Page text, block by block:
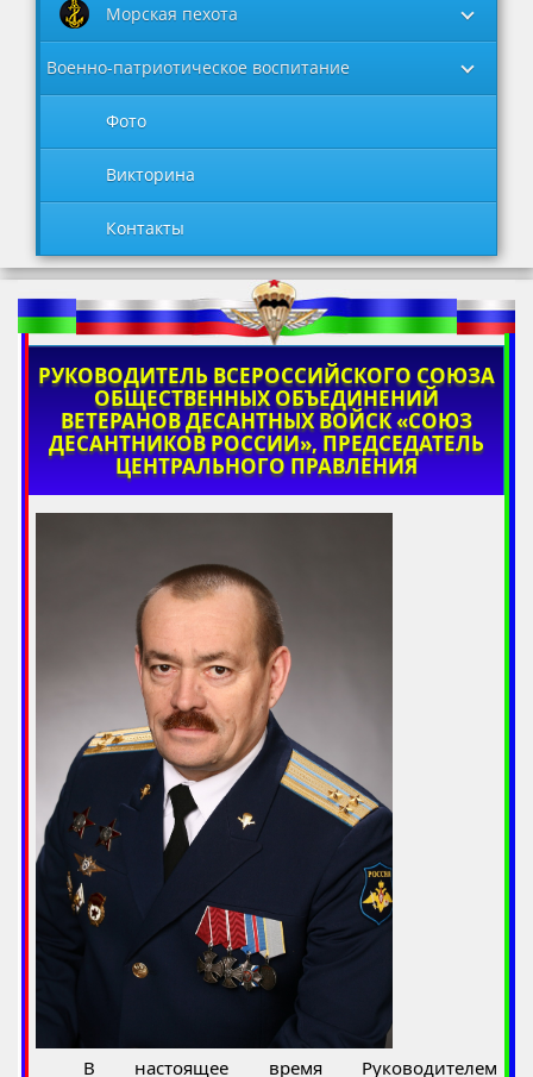
Морская пехота
Военно-патриотическое воспитание
Фото
Викторина
Контакты
РУКОВОДИТЕЛЬ ВСЕРОССИЙСКОГО СОЮЗА
ОБЩЕСТВЕННЫХ ОБЪЕДИНЕНИЙ
ВЕТЕРАНОВ ДЕСАНТНЫХ ВОЙСК «СОЮЗ
ДЕСАНТНИКОВ РОССИИ», ПРЕДСЕДАТЕЛЬ
ЦЕНТРАЛЬНОГО ПРАВЛЕНИЯ
В настоящее время Руководителем